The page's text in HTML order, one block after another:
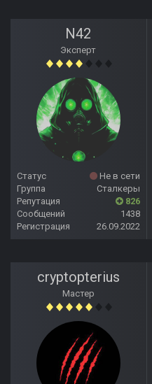
N42
Эксперт
Статус
Не в сети
Группа
Сталкеры
Репутация
826
Сообщений
1438
Регистрация
26.09.2022
cryptopterius
Мастер